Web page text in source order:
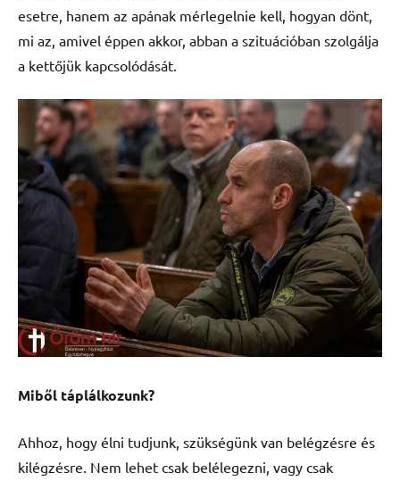
esetre, hanem az apának mérlegelnie kell, hogyan dönt,
mi az, amivel éppen akkor, abban a szituációban szolgálja
a kettőjük kapcsolódását.
Miből táplálkozunk?
Ahhoz, hogy élni tudjunk, szükségünk van belégzésre és
kilégzésre. Nem lehet csak belélegezni, vagy csak